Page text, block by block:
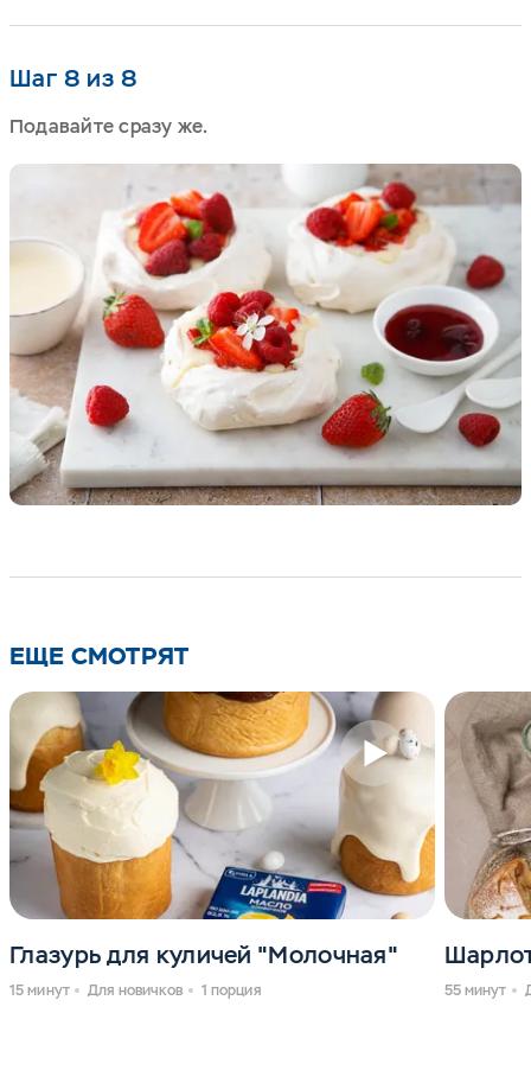
Шаг 8 из 8
Подавайте сразу же.
ЕЩЕ СМОТРЯТ
Глазурь для куличей "Молочная"
15 минут Для новичков 1 порция 55 минут